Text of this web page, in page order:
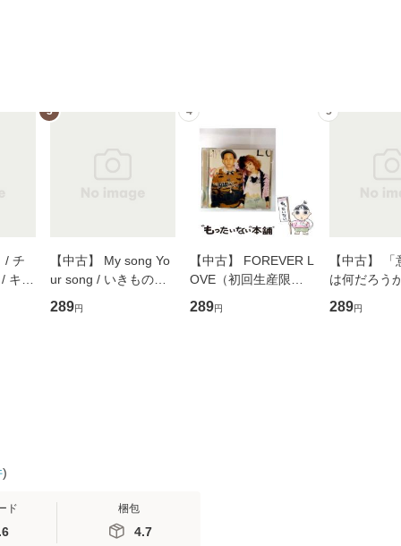
/ チ
キュ
3
【中古】 My song Yo
ur song / いきものが
かり / [CD]【メール便
送料無料】
289円
4
【中古】 FOREVER L
OVE（初回生産限定
盤） / 清水翔太×加藤
ミリヤ / [CD]【メール
289円
5
【中古】
は何だろう
歴、知覚の
談社現代新
289円
)
ド 梱包
4.7